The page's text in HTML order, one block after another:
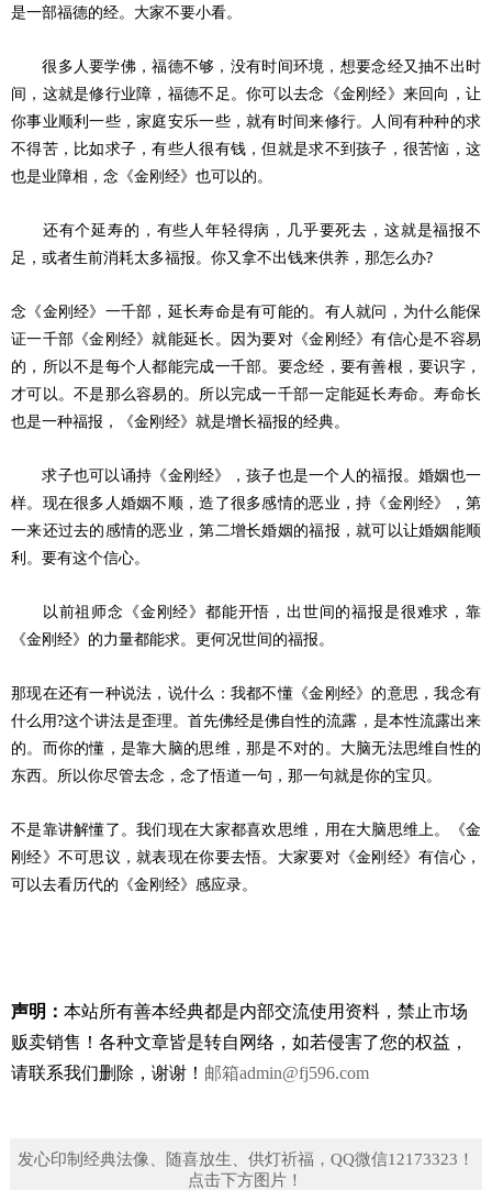
是一部福德的经。大家不要小看。
很多人要学佛，福德不够，没有时间环境，想要念经又抽不出时
间，这就是修行业障，福德不足。你可以去念《金刚经》来回向，让
你事业顺利一些，家庭安乐一些，就有时间来修行。人间有种种的求
不得苦，比如求子，有些人很有钱，但就是求不到孩子，很苦恼，这
也是业障相，念《金刚经》也可以的。
还有个延寿的，有些人年轻得病，几乎要死去，这就是福报不
足，或者生前消耗太多福报。你又拿不出钱来供养，那怎么办?
念《金刚经》一千部，延长寿命是有可能的。有人就问，为什么能保
证一千部《金刚经》就能延长。因为要对《金刚经》有信心是不容易
的，所以不是每个人都能完成一千部。要念经，要有善根，要识字，
才可以。不是那么容易的。所以完成一千部一定能延长寿命。寿命长
也是一种福报，《金刚经》就是增长福报的经典。
求子也可以诵持《金刚经》，孩子也是一个人的福报。婚姻也一
样。现在很多人婚姻不顺，造了很多感情的恶业，持《金刚经》，第
一来还过去的感情的恶业，第二增长婚姻的福报，就可以让婚姻能顺
利。要有这个信心。
以前祖师念《金刚经》都能开悟，出世间的福报是很难求，靠
《金刚经》的力量都能求。更何况世间的福报。
那现在还有一种说法，说什么：我都不懂《金刚经》的意思，我念有
什么用?这个讲法是歪理。首先佛经是佛自性的流露，是本性流露出来
的。而你的懂，是靠大脑的思维，那是不对的。大脑无法思维自性的
东西。所以你尽管去念，念了悟道一句，那一句就是你的宝贝。
不是靠讲解懂了。我们现在大家都喜欢思维，用在大脑思维上。《金
刚经》不可思议，就表现在你要去悟。大家要对《金刚经》有信心，
可以去看历代的《金刚经》感应录。
声明： 本站所有善本经典都是内部交流使用资料，禁止市场
贩卖销售！ 各种文章皆是转自网络，如若侵害了您的权益，
请联系我们删除，谢谢！ 邮箱admin@fj596.com
发心印制经典法像、随喜放生、供灯祈福，QQ微信12173323！
点击下方图片！